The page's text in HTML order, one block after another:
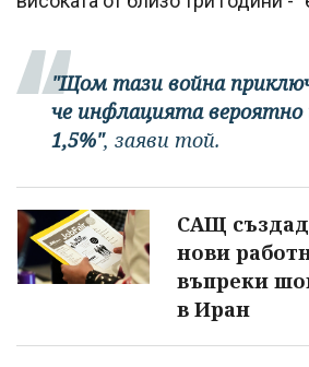
"Щом тази война
че инфлацията вероятно
1,5%", заяви той.
САЩ
нови
въпреки
в Иран